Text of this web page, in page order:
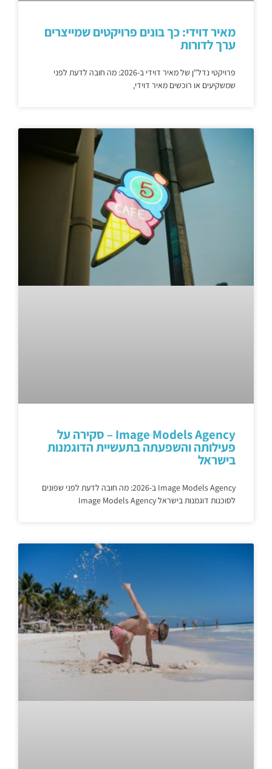
מאיר דוידי: כך בונים פרויקטים שמייצרים
ערך לדורות
פרויקטי נדל"ן של מאיר דוידי ב-2026: מה חובה לדעת לפני
שמשקיעים או רוכשים מאיר דוידי,
Image Models Agency – סקירה על
פעילותה והשפעתה בתעשיית הדוגמנות
בישראל
Image Models Agency ב-2026: מה חובה לדעת לפני שפונים
לסוכנות דוגמנות בישראל Image Models Agency